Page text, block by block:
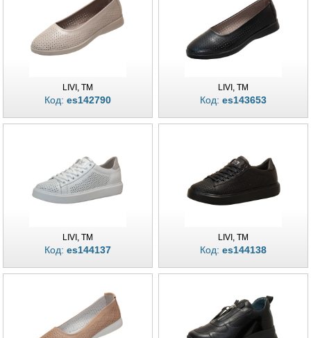
продажи. Поверьте нам, что наша женская обувь Livi всегда продается с
легкостью. В этом Вы можете самостоятельно убедиться, сделав заказ
онлайн прямо тут, по 100% фабричной оптовой цене. Мы зафиксируем
заказ и ответим по нему, после чего Вы можете сделать нам полную
предоплату или от 30%. Мы свяжемся с Вами, если у нас возникнут какие-
доплатите остаток и мы отправим Ваш заказ по месту назначения. При
этом нами предоставляется сезонная гарантия для всех оптовых
покупателей. Вы знали, что у нас имеется производство мужской обуви
Cevivo TM? https:/brands/cevivo У Вас имеется возможность при заказе
модели или еврокоробом от 8 пар с повторами ходовых размеров.
Официальный каталог фабрики LIVI - Харьковская обувная фабрика
LIVI, TM
Код: es142790
LIVI, TM
Код: es143653
LIVI, TM
Код: es144137
LIVI, TM
Код: es144138